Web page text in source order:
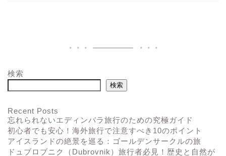
検索
検索
Recent Posts
忘れられないエディンバラ旅行のための究極ガイド
初心者でも安心！海外旅行で注意すべき10のポイント
アイスランドの絶景を巡る：ゴールデンサークルの旅
ドュブロブニク（Dubrovnik）旅行者必見！歴史と自然が